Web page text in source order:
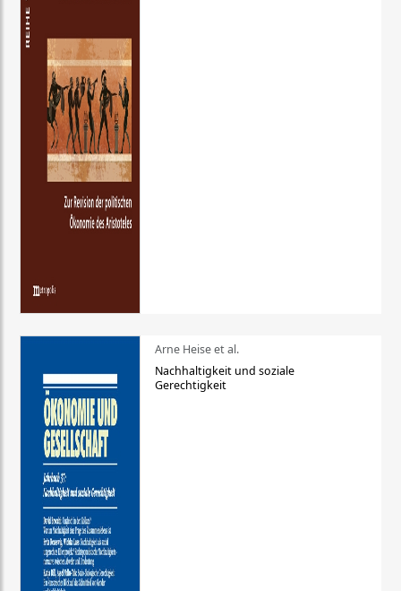
Arne Heise et al.
Nachhaltigkeit und soziale
Gerechtigkeit